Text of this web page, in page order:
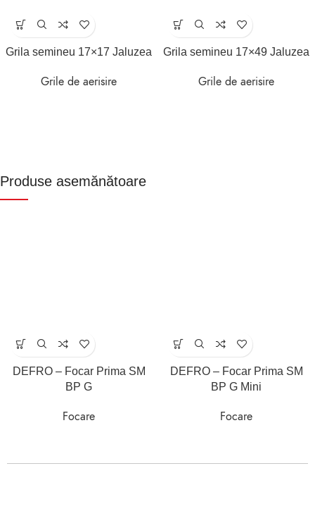
Grila semineu 17×17 Jaluzea
Grile de aerisire
Grila semineu 17×49 Jaluzea
Grile de aerisire
Produse asemănătoare
DEFRO – Focar Prima SM
BP G
Focare
DEFRO – Focar Prima SM
BP G Mini
Focare